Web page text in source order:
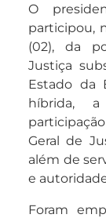
O
participou,
(02), da
Justiça
Estado da
híbrida,
Geral de
além de
e
Foram